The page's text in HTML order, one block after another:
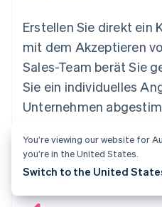
Erstellen Sie direkt ein
mit dem Akzeptieren
Sales-Team berät Sie
Sie ein individuelles
Unternehmen
Jetzt starten Sales-
Español English
Neuseeland
English
Niederlande
Norwegen
English
Deutsch
Polen
Portugal
You’re viewing our website for
you’re in the United States.
Switch to the United